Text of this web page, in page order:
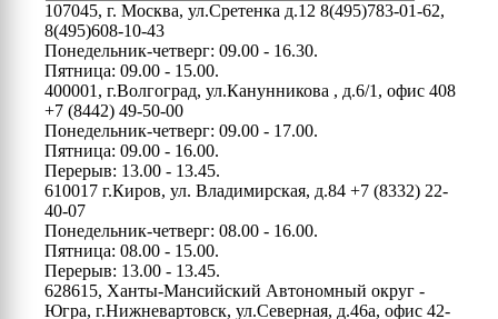
107045, г. Москва, ул.Сретенка д.12 8(495)783-01-62,
8(495)608-10-43
Понедельник-четверг: 09.00 - 16.30.
Пятница: 09.00 - 15.00.
400001, г.Волгоград, ул.Канунникова , д.6/1, офис 408
+7 (8442) 49-50-00
Понедельник-четверг: 09.00 - 17.00.
Пятница: 09.00 - 16.00.
Перерыв: 13.00 - 13.45.
610017 г.Киров, ул. Владимирская, д.84 +7 (8332) 22-
40-07
Понедельник-четверг: 08.00 - 16.00.
Пятница: 08.00 - 15.00.
Перерыв: 13.00 - 13.45.
628615, Ханты-Мансийский Автономный округ -
Югра, г.Нижневартовск, ул.Северная, д.46а, офис 42-